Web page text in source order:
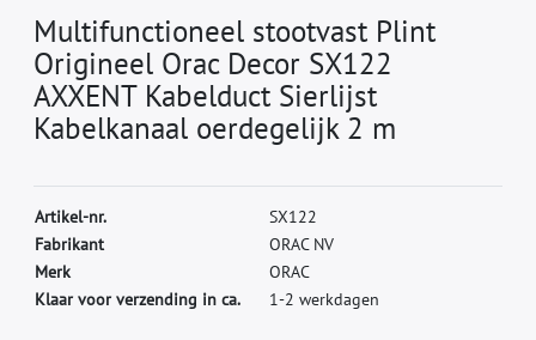
Multifunctioneel stootvast Plint
Origineel Orac Decor SX122
AXXENT Kabelduct Sierlijst
Kabelkanaal oerdegelijk 2 m
Artikel-nr. SX122
Fabrikant ORAC NV
Merk ORAC
Klaar voor verzending in ca.
1-2 werkdagen